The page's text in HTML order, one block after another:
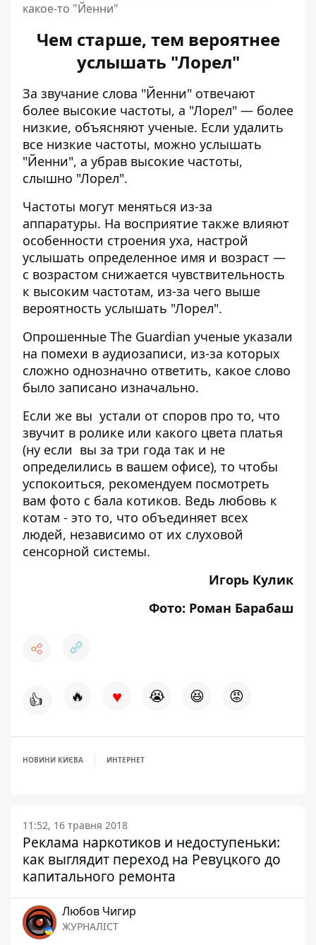
какое-то "Йенни"
Чем старше, тем вероятнее
услышать "Лорел"
За звучание слова "Йенни" отвечают
более высокие частоты, а "Лорел" — более
низкие, объясняют ученые. Если удалить
все низкие частоты, можно услышать
"Йенни", а убрав высокие частоты,
слышно "Лорел".
Частоты могут меняться из-за
аппаратуры. На восприятие также влияют
особенности строения уха, настрой
услышать определенное имя и возраст —
с возрастом снижается чувствительность
к высоким частотам, из-за чего выше
вероятность услышать "Лорел".
Опрошенные The Guardian ученые указали
на помехи в аудиозаписи, из-за которых
сложно однозначно ответить, какое слово
было записано изначально.
Если же вы устали от споров про то, что
звучит в ролике или какого цвета платья
(ну если вы за три года так и не
определились в вашем офисе), то чтобы
успокоиться, рекомендуем посмотреть
вам фото с бала котиков. Ведь любовь к
котам - это то, что объединяет всех
людей, независимо от их слуховой
сенсорной системы.
Игорь Кулик
Фото: Роман Барабаш
👍 🔥 ♥ 😭 😆 😡
НОВИНИ КИЄВА ИНТЕРНЕТ
11:52, 16 травня 2018
Реклама наркотиков и недоступеньки:
как выглядит переход на Ревуцкого до
капитального ремонта
Любов Чигир
ЖУРНАЛІСТ